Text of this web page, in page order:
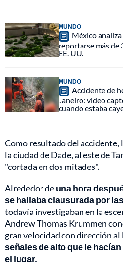
MUNDO
México
reportarse más de
EE. UU.
MUNDO
Accidente de
Janeiro: video
cuando estaba
Como resultado del accidente,
la ciudad de Dade, al este de
"cortada en dos mitades".
Alrededor deuna hora
se hallaba clausurada por
todavía investigaban en la
Andrew Thomas Krummen
gran velocidad con dirección al
señales de alto que le
el lugar.